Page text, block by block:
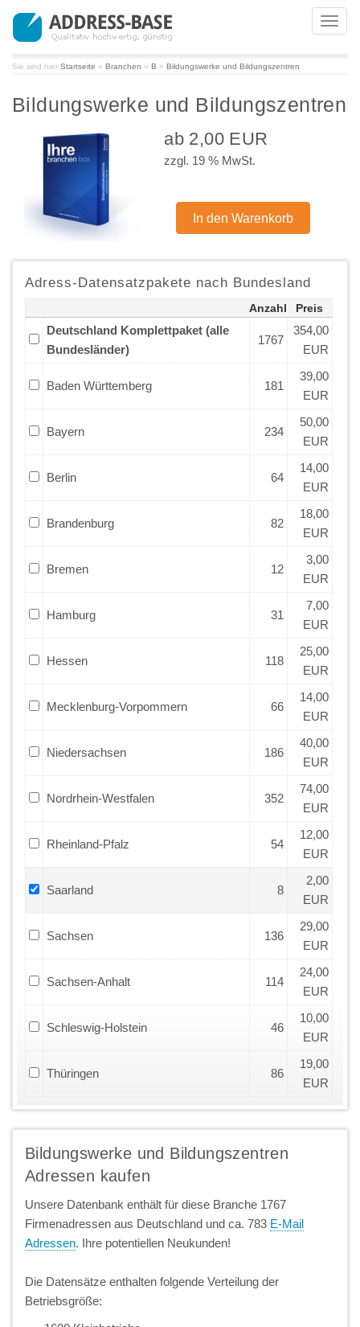
Sie sind hier Startseite » Branchen » B » Bildungswerke und Bildungszentren
Bildungswerke und Bildungszentren
ab 2,00 EUR
zzgl. 19 % MwSt.
Adress-Datensatzpakete nach Bundesland
Anzahl Preis
Deutschland Komplettpaket (alle
Bundesländer)
1767
354,00
EUR
Baden Württemberg 181
39,00
EUR
Bayern 234
50,00
EUR
Berlin 64
14,00
EUR
Brandenburg 82
18,00
EUR
Bremen 12
3,00
EUR
Hamburg 31
7,00
EUR
Hessen 118
25,00
EUR
Mecklenburg-Vorpommern 66
14,00
EUR
Niedersachsen 186
40,00
EUR
Nordrhein-Westfalen 352
74,00
EUR
Rheinland-Pfalz 54
12,00
EUR
Saarland 8
2,00
EUR
Sachsen 136
29,00
EUR
Sachsen-Anhalt 114
24,00
EUR
Schleswig-Holstein 46
10,00
EUR
Thüringen 86
19,00
EUR
Bildungswerke und Bildungszentren
Adressen kaufen
Unsere Datenbank enthält für diese Branche 1767
Firmenadressen aus Deutschland und ca. 783 E-Mail
Adressen. Ihre potentiellen Neukunden!
Die Datensätze enthalten folgende Verteilung der
Betriebsgröße: